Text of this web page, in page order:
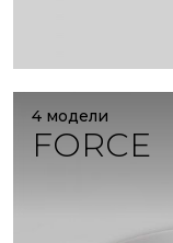
4 модели
FORCE